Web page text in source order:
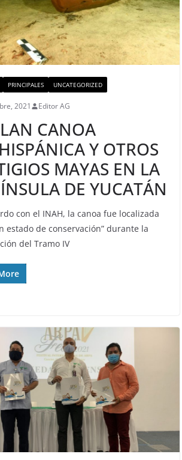
PRINCIPALES UNCATEGORIZED
2021 Editor AG
CANOA
Y OTROS
MAYAS EN LA
DE YUCATÁN
con el INAH, la canoa fue localizada
estado de conservación” durante la
del Tramo IV